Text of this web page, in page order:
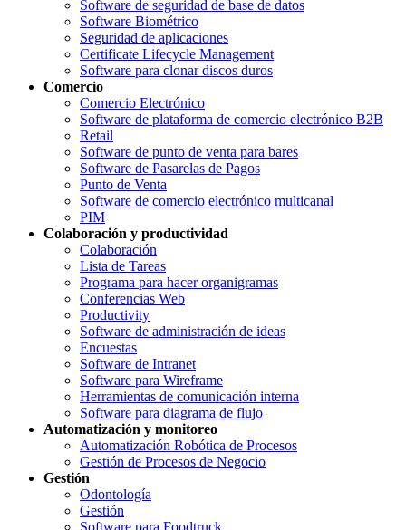
Software de seguridad de base de datos
Software Biométrico
Seguridad de aplicaciones
Certificate Lifecycle Management
Software para clonar discos duros
Comercio
Comercio Electrónico
Software de plataforma de comercio electrónico B2B
Retail
Software de punto de venta para bares
Software de Pasarelas de Pagos
Punto de Venta
Software de comercio electrónico multicanal
PIM
Colaboración y productividad
Colaboración
Lista de Tareas
Programa para hacer organigramas
Conferencias Web
Productivity
Software de administración de ideas
Encuestas
Software de Intranet
Software para Wireframe
Herramientas de comunicación interna
Software para diagrama de flujo
Automatización y monitoreo
Automatización Robótica de Procesos
Gestión de Procesos de Negocio
Gestión
Odontología
Gestión